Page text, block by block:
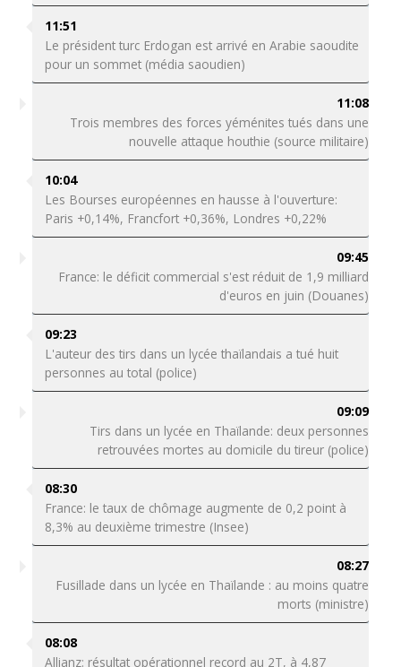
11:51
Le président turc Erdogan est arrivé en Arabie saoudite
pour un sommet (média saoudien)
11:08
Trois membres des forces yéménites tués dans une
nouvelle attaque houthie (source militaire)
10:04
Les Bourses européennes en hausse à l'ouverture:
Paris +0,14%, Francfort +0,36%, Londres +0,22%
09:45
France: le déficit commercial s'est réduit de 1,9 milliard
d'euros en juin (Douanes)
09:23
L'auteur des tirs dans un lycée thaïlandais a tué huit
personnes au total (police)
09:09
Tirs dans un lycée en Thaïlande: deux personnes
retrouvées mortes au domicile du tireur (police)
08:30
France: le taux de chômage augmente de 0,2 point à
8,3% au deuxième trimestre (Insee)
08:27
Fusillade dans un lycée en Thaïlande : au moins quatre
morts (ministre)
08:08
Allianz: résultat opérationnel record au 2T, à 4,87